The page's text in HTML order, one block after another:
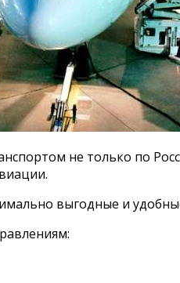
не только по
выгодные и